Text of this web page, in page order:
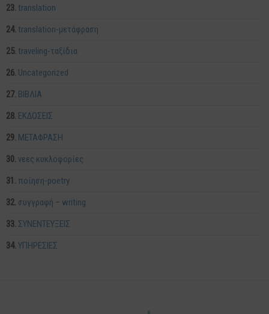
translation
translation-μετάφραση
traveling-ταξίδια
Uncategorized
ΒΙΒΛΙΑ
ΕΚΔΟΣΕΙΣ
ΜΕΤΑΦΡΑΣΗ
νεες κυκλοφορίες
ποίηση-poetry
συγγραφή – writing
ΣΥΝΕΝΤΕΥΞΕΙΣ
ΥΠΗΡΕΣΙΕΣ